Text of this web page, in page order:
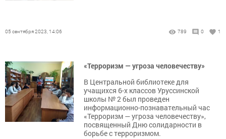
05 сентября 2023, 14:06 789 0 1
«Терроризм — угроза человечеству»
В Центральной библиотеке для
учащихся 6-х классов Уруссинской
школы № 2 был проведен
информационно-познавательный час
«Терроризм — угроза человечеству»,
посвященный Дню солидарности в
борьбе с терроризмом.